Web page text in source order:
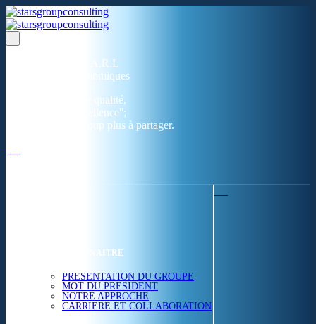
Un réseau de 05 S.A.R.L
dans 03 zones économiques
''Des prestations de qualité,
la garantie de l'excellence'';
Nous avons beaucoup plus à partager.
NOUS CONNAITRE
PRESENTATION DU GROUPE
MOT DU PRESIDENT
NOTRE APPROCHE
CARRIERE ET COLLABORATION